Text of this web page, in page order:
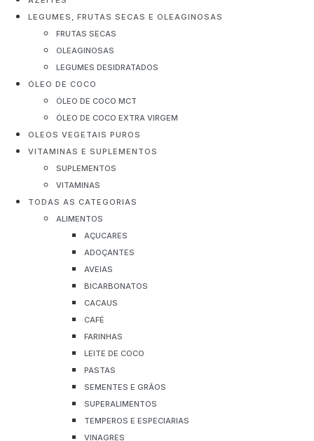
LEGUMES, FRUTAS SECAS E OLEAGINOSAS
FRUTAS SECAS
OLEAGINOSAS
LEGUMES DESIDRATADOS
ÓLEO DE COCO
ÓLEO DE COCO MCT
ÓLEO DE COCO EXTRA VIRGEM
OLEOS VEGETAIS PUROS
VITAMINAS E SUPLEMENTOS
SUPLEMENTOS
VITAMINAS
TODAS AS CATEGORIAS
ALIMENTOS
AÇUCARES
ADOÇANTES
AVEIAS
BICARBONATOS
CACAUS
CAFÉ
FARINHAS
LEITE DE COCO
PASTAS
SEMENTES E GRÃOS
SUPERALIMENTOS
TEMPEROS E ESPECIARIAS
VINAGRES